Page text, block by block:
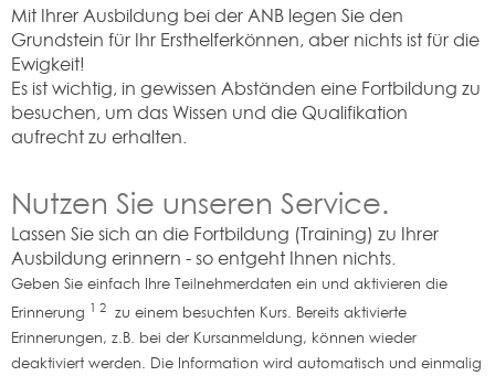
Mit Ihrer Ausbildung bei der ANB legen Sie den
Grundstein für Ihr Ersthelferkönnen, aber nichts ist für die
Ewigkeit!
Es ist wichtig, in gewissen Abständen eine Fortbildung zu
besuchen, um das Wissen und die Qualifikation
aufrecht zu erhalten.
Nutzen Sie unseren Service.
Lassen Sie sich an die Fortbildung (Training) zu Ihrer
Ausbildung erinnern - so entgeht Ihnen nichts.
Geben Sie einfach Ihre Teilnehmerdaten ein und aktivieren die
Erinnerung 1 2 zu einem besuchten Kurs. Bereits aktivierte
Erinnerungen, z.B. bei der Kursanmeldung, können wieder
deaktiviert werden. Die Information wird automatisch und einmalig